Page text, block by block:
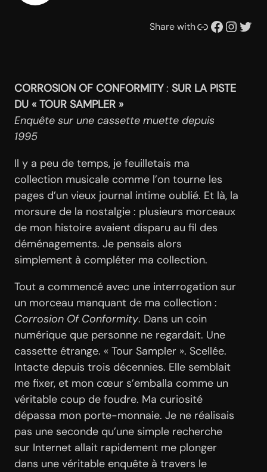
Share withLien Facebook Instagram Twitter
CORROSION OF CONFORMITY: SUR LA PISTE
DU « TOUR SAMPLER »
Enquête sur une cassette muette depuis
1995
Il y a peu de temps, je feuilletais ma
collection musicale comme l’on tourne les
pages d’un vieux journal intime oublié. Et là, la
morsure de la nostalgie : plusieurs morceaux
de mon histoire avaient disparu au fil des
déménagements. Je pensais alors
simplement à compléter ma collection.
Tout a commencé avec une interrogation sur
un morceau manquant de ma collection :
Corrosion Of Conformity. Dans un coin
numérique que personne ne regardait. Une
cassette étrange. « Tour Sampler ». Scellée.
Intacte depuis trois décennies. Elle semblait
me fixer, et mon cœur s’emballa comme un
véritable coup de foudre. Ma curiosité
dépassa mon porte-monnaie. Je ne réalisais
pas une seconde qu’une simple recherche
sur Internet allait rapidement me plonger
dans une véritable enquête à travers le